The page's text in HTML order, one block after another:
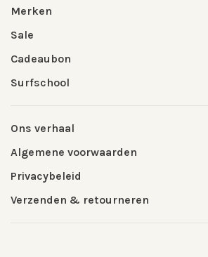
Merken
Sale
Cadeaubon
Surfschool
Ons verhaal
Algemene voorwaarden
Privacybeleid
Verzenden & retourneren